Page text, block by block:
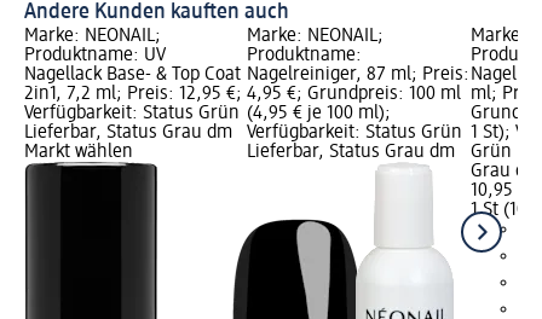
Andere Kunden kauften auch
Marke: NÉONAIL;
Produktname: UV
Nagellack Base- & Top Coat
2in1, 7,2 ml; Preis: 12,95 €;
Verfügbarkeit: Status Grün
Lieferbar, Status Grau dm
Markt wählen
Marke: NÉONAIL;
Produktname:
Nagelreiniger, 87 ml; Preis:
4,95 €; Grundpreis: 100 ml
(4,95 € je 100 ml);
Verfügbarkeit: Status Grün
Lieferbar, Status Grau dm
Marke:
ml;
1 St);
Grün
Grau
10,95 €
1 St